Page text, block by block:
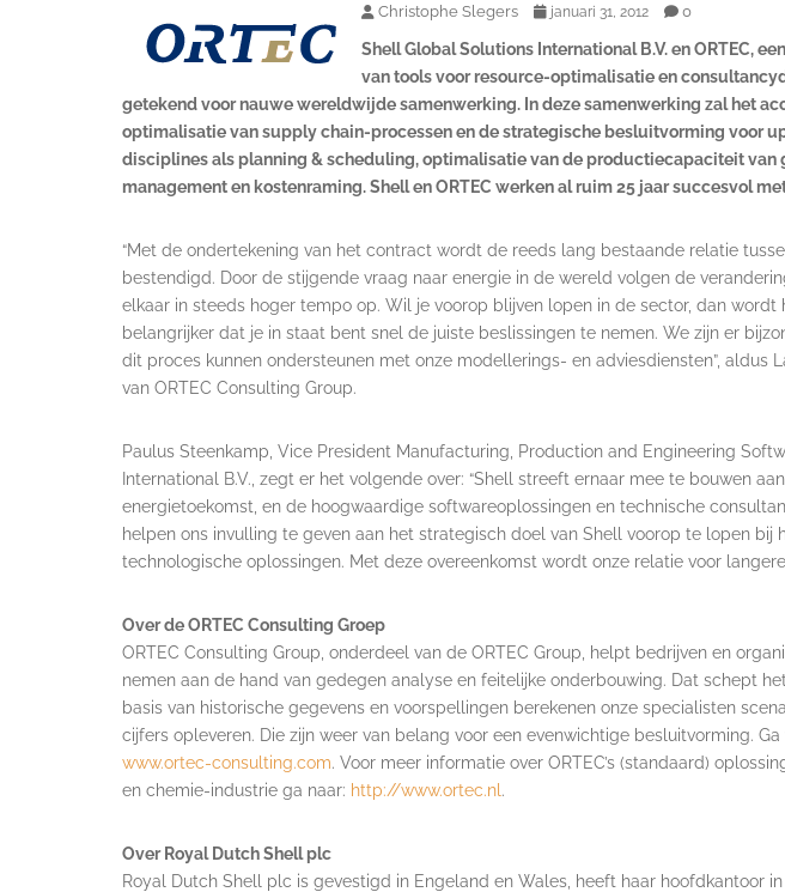
Christophe Slegers januari 31, 2012 0
Shell Global Solutions International B.V. en ORTEC,
van tools voor resource-optimalisatie en
getekend voor nauwe wereldwijde samenwerking. In deze samenwerking zal het
optimalisatie van supply chain-processen en de strategische besluitvorming voor
disciplines als planning & scheduling, optimalisatie van de productiecapaciteit van
management en kostenraming. Shell en ORTEC werken al ruim 25 jaar succesvol
“Met de ondertekening van het contract wordt de reeds lang bestaande relatie
bestendigd. Door de stijgende vraag naar energie in de wereld volgen de
elkaar in steeds hoger tempo op. Wil je voorop blijven lopen in de sector, dan wordt
belangrijker dat je in staat bent snel de juiste beslissingen te nemen. We zijn er
dit proces kunnen ondersteunen met onze modellerings- en adviesdiensten”, aldus
van ORTEC Consulting Group.
Paulus Steenkamp, Vice President Manufacturing, Production and Engineering
International B.V., zegt er het volgende over: “Shell streeft ernaar mee te bouwen
energietoekomst, en de hoogwaardige softwareoplossingen en technische
helpen ons invulling te geven aan het strategisch doel van Shell voorop te lopen bij
technologische oplossingen. Met deze overeenkomst wordt onze relatie voor
Over de ORTEC Consulting Groep
ORTEC Consulting Group, onderdeel van de ORTEC Group, helpt bedrijven en
nemen aan de hand van gedegen analyse en feitelijke onderbouwing. Dat schept
basis van historische gegevens en voorspellingen berekenen onze specialisten
cijfers opleveren. Die zijn weer van belang voor een evenwichtige besluitvorming.
www.ortec-consulting.com. Voor meer informatie over ORTEC’s (standaard)
en chemie-industrie ga naar: http://www.ortec.nl .
Over Royal Dutch Shell plc
Royal Dutch Shell plc is gevestigd in Engeland en Wales, heeft haar hoofdkantoor